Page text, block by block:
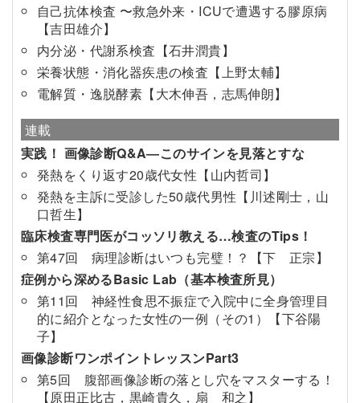
自己抗体検査 〜救急外来・ICUで遭遇する膠原病
【吉田雄介】
内分泌・代謝系検査【石井潤貴】
栄養状態・消化器疾患の検査【上野太輔】
電解質・逸脱酵素【大木伸吾，志馬伸朗】
連載
実践！ 画像診断Q&A―このサインを見落とすな
発熱をくり返す20歳代女性【山内哲司】
発熱を主訴に受診した50歳代男性【川述剛士，山
口哲生】
臨床検査専門医がコッソリ教える…検査のTips！
第47回 病理診断はいつも完璧！？【下 正宗】
症例から深めるBasic Lab（基本検査所見）
第11回 神経性食思不振症で入院中に全身管理目
的に紹介となった女性の一例（その1）【下谷陽
子】
画像診断ワンポイントレッスンPart3
第5回 腹部画像診断の落とし穴をマスターする！
【原田正比古，黒崎貴久，扇 和之】